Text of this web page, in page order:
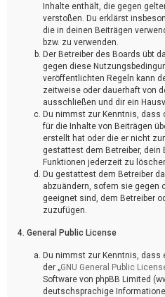
Inhalte enthält, die gegen
verstoßen. Du erklärst
die in deinen Beiträgen
bzw. zu verwenden.
Der Betreiber des Boards übt
gegen diese
veröffentlichten Regeln kann
zeitweise oder dauerhaft von
ausschließen und dir ein
Du nimmst zur Kenntnis, dass
für die Inhalte von Beiträgen
erstellt hat oder die er nicht
gestattest dem Betreiber, dein
Funktionen jederzeit zu
Du gestattest dem Betreiber
abzuändern, sofern sie gegen
geeignet sind, dem Betreiber
zuzufügen.
4. General Public License
Du nimmst zur Kenntnis, dass
der „GNU General Public
Software von phpBB Limited
deutschsprachige